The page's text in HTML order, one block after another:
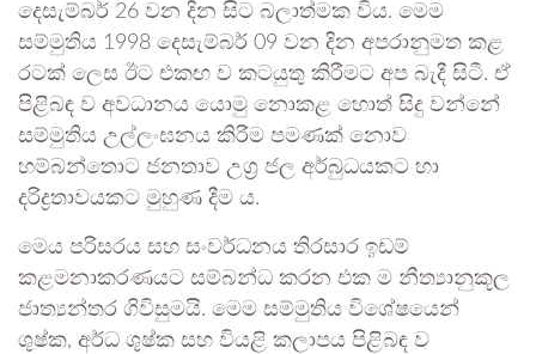
දෙසැම්බර් 26 වන දින සිට බලාත්මක විය. මෙම
සම්මුතිය 1998 දෙසැම්බර් 09 වන දින අපරානුමත කළ
රටක් ලෙස ඊට එකඟ ව කටයුතු කිරීමට අප බැදී සිටී. ඒ
පිළිබඳ ව අවධානය යොමු නොකළ හොත් සිදු වන්නේ
සම්මුතිය උල්ලංඝනය කිරීම පමණක් නොව
හම්බන්තොට ජනතාව උග්‍ර ජල අර්බුධයකට හා
දරිද්‍රතාවයකට මුහුණ දීම ය.
මෙය පරිසරය සහ සංවර්ධනය තිරසාර ඉඩම්
කළමනාකරණයට සම්බන්ධ කරන එක ම නීත්‍යානුකූල
ජාත්‍යන්තර ගිවිසුමයි. මෙම සම්මුතිය විශේෂයෙන්
ශුෂ්ක, අර්ධ ශුෂ්ක සහ වියළි කලාපය පිළිබඳ ව